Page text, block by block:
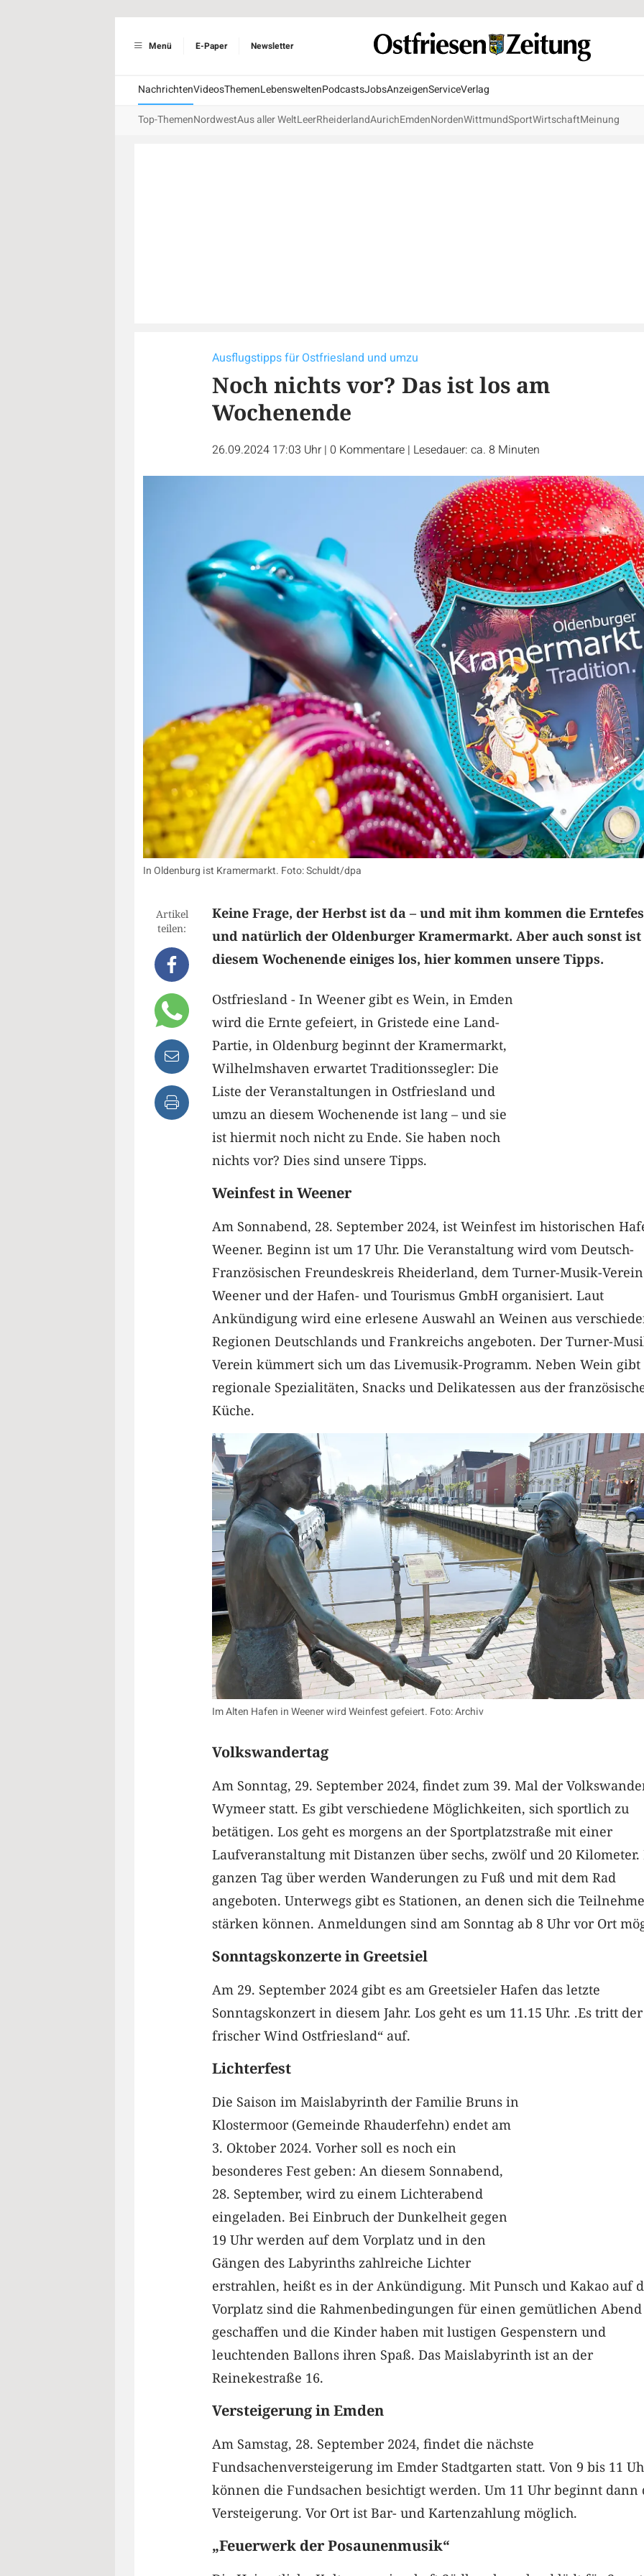
Menü E-Paper Newsletter
NachrichtenVideosThemenLebensweltenPodcastsJobsAnzeigenServiceVerlag
Top-ThemenNordwestAus aller WeltLeerRheiderlandAurichEmdenNordenWittmundSportWirtschaftMeinung
Ausflugstipps für Ostfriesland und umzu
Noch nichts vor? Das ist los am
Wochenende
26.09.2024 17:03 Uhr | 0 Kommentare | Lesedauer: ca. 8 Minuten
In Oldenburg ist Kramermarkt. Foto: Schuldt/dpa
Artikel
teilen:
Keine Frage, der Herbst ist da – und mit ihm kommen die
und natürlich der Oldenburger Kramermarkt. Aber auch sonst ist
diesem Wochenende einiges los, hier kommen unsere Tipps.
Ostfriesland - In Weener gibt es Wein, in Emden
wird die Ernte gefeiert, in Gristede eine Land-
Partie, in Oldenburg beginnt der Kramermarkt,
Wilhelmshaven erwartet Traditionssegler: Die
Liste der Veranstaltungen in Ostfriesland und
umzu an diesem Wochenende ist lang – und sie
ist hiermit noch nicht zu Ende. Sie haben noch
nichts vor? Dies sind unsere Tipps.
Weinfest in Weener
Am Sonnabend, 28. September 2024, ist Weinfest im historischen
Weener. Beginn ist um 17 Uhr. Die Veranstaltung wird vom Deutsch-
Französischen Freundeskreis Rheiderland, dem Turner-Musik-Verein
Weener und der Hafen- und Tourismus GmbH organisiert. Laut
Ankündigung wird eine erlesene Auswahl an Weinen aus
Regionen Deutschlands und Frankreichs angeboten. Der Turner-
Verein kümmert sich um das Livemusik-Programm. Neben Wein gibt
regionale Spezialitäten, Snacks und Delikatessen aus der
Küche.
Im Alten Hafen in Weener wird Weinfest gefeiert. Foto: Archiv
Volkswandertag
Am Sonntag, 29. September 2024, findet zum 39. Mal der
Wymeer statt. Es gibt verschiedene Möglichkeiten, sich sportlich zu
betätigen. Los geht es morgens an der Sportplatzstraße mit einer
Laufveranstaltung mit Distanzen über sechs, zwölf und 20 Kilometer.
ganzen Tag über werden Wanderungen zu Fuß und mit dem Rad
angeboten. Unterwegs gibt es Stationen, an denen sich die
stärken können. Anmeldungen sind am Sonntag ab 8 Uhr vor Ort
Sonntagskonzerte in Greetsiel
Am 29. September 2024 gibt es am Greetsieler Hafen das letzte
Sonntagskonzert in diesem Jahr. Los geht es um 11.15 Uhr. .Es tritt der
frischer Wind Ostfriesland“ auf.
Lichterfest
Die Saison im Maislabyrinth der Familie Bruns in
Klostermoor (Gemeinde Rhauderfehn) endet am
3. Oktober 2024. Vorher soll es noch ein
besonderes Fest geben: An diesem Sonnabend,
28. September, wird zu einem Lichterabend
eingeladen. Bei Einbruch der Dunkelheit gegen
19 Uhr werden auf dem Vorplatz und in den
Gängen des Labyrinths zahlreiche Lichter
erstrahlen, heißt es in der Ankündigung. Mit Punsch und Kakao auf
Vorplatz sind die Rahmenbedingungen für einen gemütlichen Abend
geschaffen und die Kinder haben mit lustigen Gespenstern und
leuchtenden Ballons ihren Spaß. Das Maislabyrinth ist an der
Reinekestraße 16.
Versteigerung in Emden
Am Samstag, 28. September 2024, findet die nächste
Fundsachenversteigerung im Emder Stadtgarten statt. Von 9 bis 11
können die Fundsachen besichtigt werden. Um 11 Uhr beginnt dann
Versteigerung. Vor Ort ist Bar- und Kartenzahlung möglich.
„Feuerwerk der Posaunenmusik“